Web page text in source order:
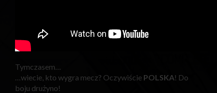
Tymczasem…
…wiecie, kto wygra mecz? Oczywiście POLSKA! Do
boju drużyno!